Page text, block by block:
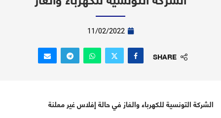
11/02/2022
SHARE
الشركة التونسية للكهرباء والغاز في حالة إفلاس غير معلنة